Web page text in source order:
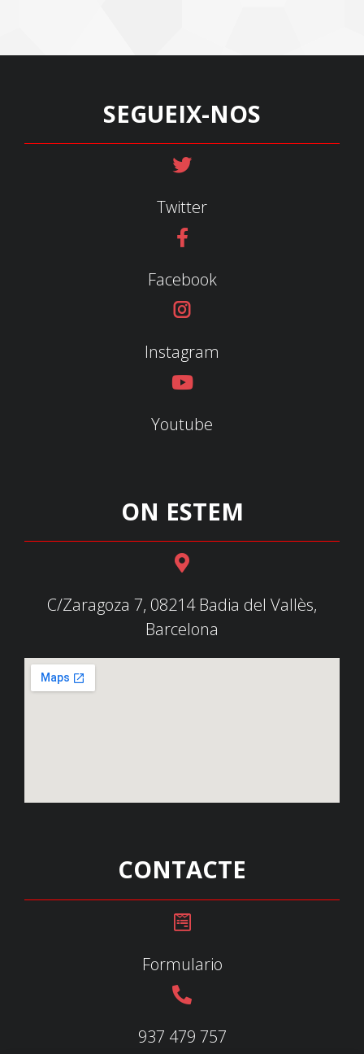
SEGUEIX-NOS
Twitter
Facebook
Instagram
Youtube
ON ESTEM
C/Zaragoza 7, 08214 Badia del Vallès,
Barcelona
CONTACTE
Formulario
937 479 757